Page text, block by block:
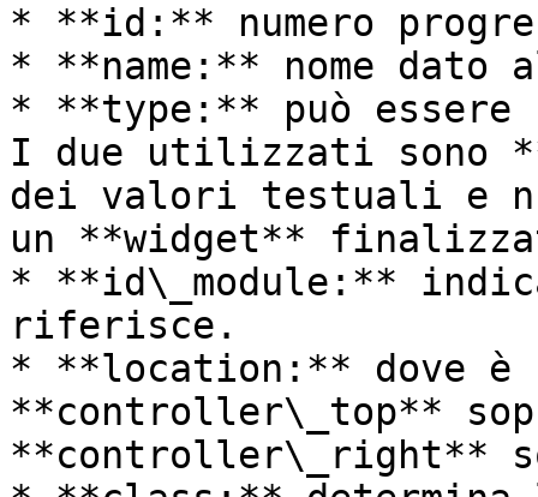
* **id:** numero
* **name:** nome dato
* **type:** può
I due utilizzati sono
dei valori testuali e
un **widget**
* **id\_module:**
riferisce.
* **location:** dove è
**controller\_top**
**controller\_right**